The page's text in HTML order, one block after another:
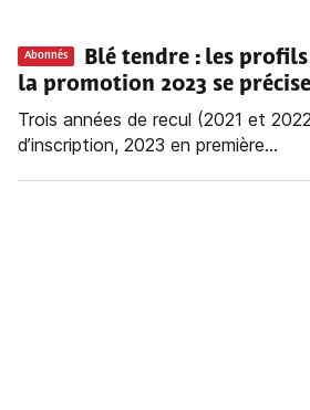
Abonnés
Blé tendre : les
la promotion 2023 se
Trois années de recul (2021 et
d’inscription, 2023 en première...